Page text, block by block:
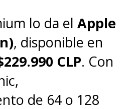
lo da elApple
, disponible en
CLP. Con
de 64 o 128